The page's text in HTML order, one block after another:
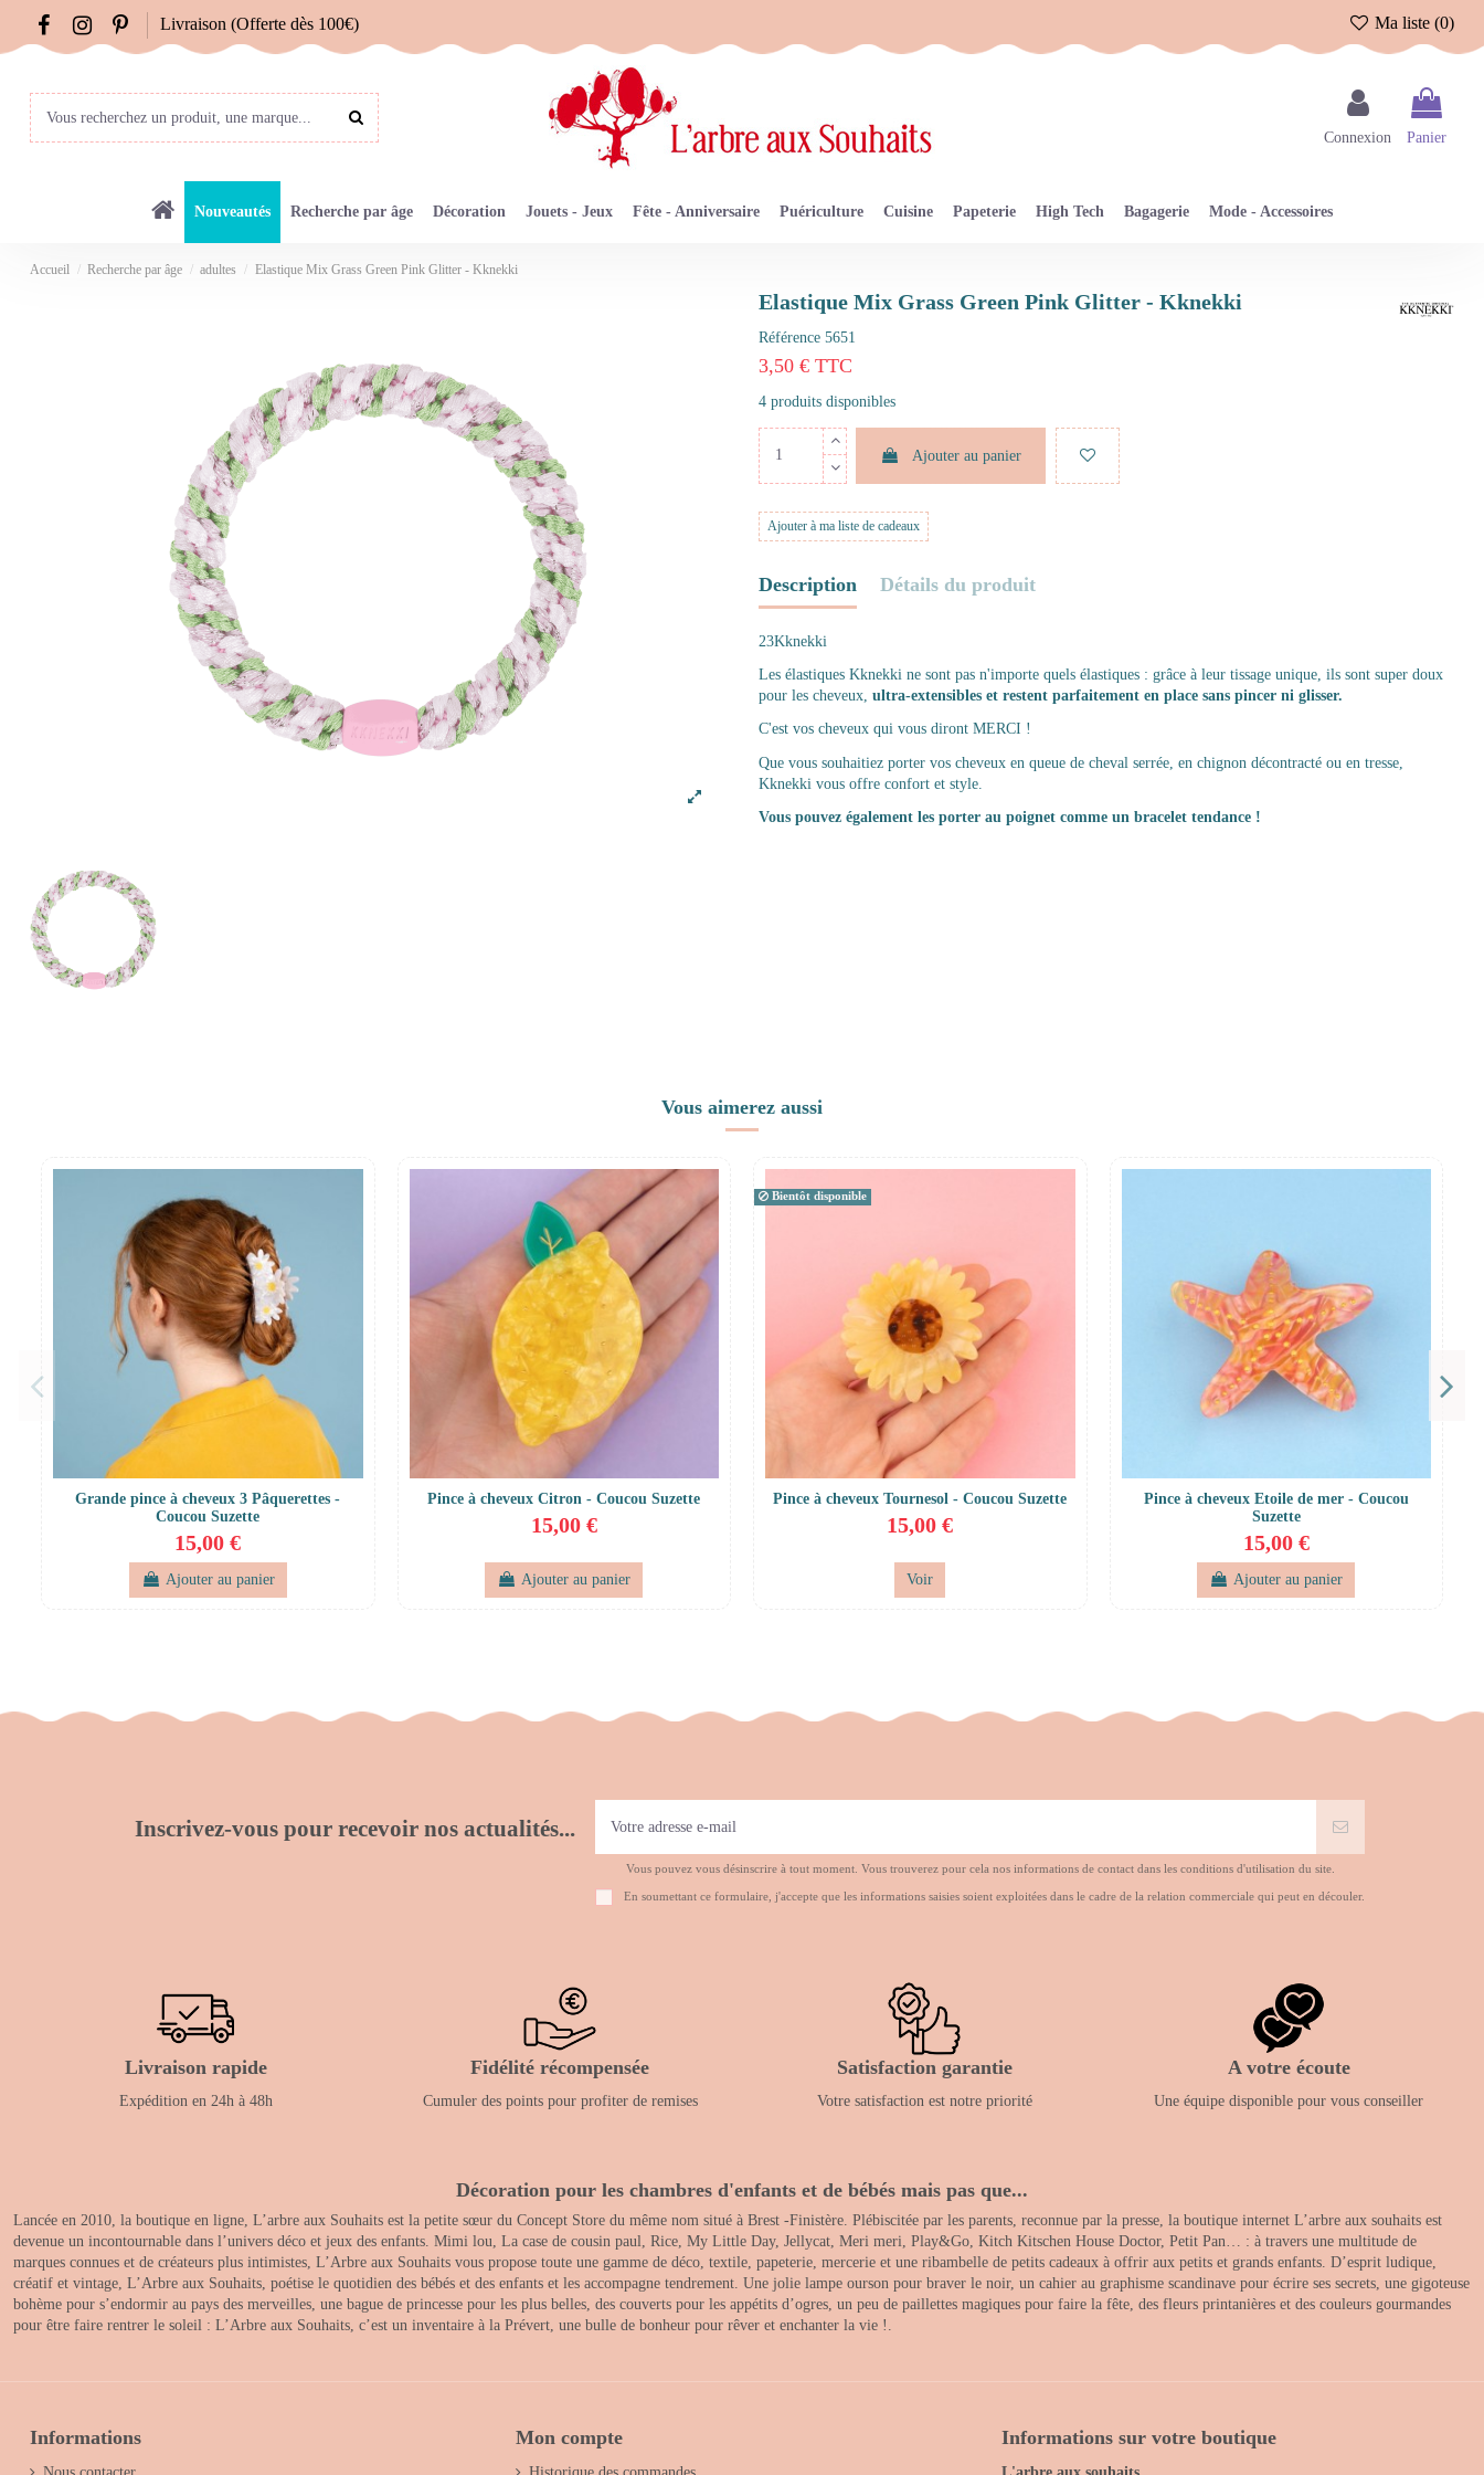
Livraison (Offerte dès 100€) Ma liste (0)
Connexion Panier
Nouveautés Recherche par âge Décoration Jouets - Jeux Fête - Anniversaire Puériculture Cuisine Papeterie High Tech Bagagerie Mode - Accessoires
Accueil Recherche par âge adultes Elastique Mix Grass Green Pink Glitter - Kknekki
Elastique Mix Grass Green Pink Glitter - Kknekki
Référence 5651
3,50 € TTC
4 produits disponibles
Ajouter au panier
Ajouter à ma liste de cadeaux
Description Détails du produit
23Kknekki
Les élastiques Kknekki ne sont pas n'importe quels élastiques : grâce à leur tissage unique, ils sont super doux
pour les cheveux, ultra-extensibles et restent parfaitement en place sans pincer ni glisser.
C'est vos cheveux qui vous diront MERCI !
Que vous souhaitiez porter vos cheveux en queue de cheval serrée, en chignon décontracté ou en tresse,
Kknekki vous offre confort et style.
Vous pouvez également les porter au poignet comme un bracelet tendance !
Vous aimerez aussi
Grande pince à cheveux 3 Pâquerettes -
Coucou Suzette
15,00 €
Ajouter au panier
Pince à cheveux Citron - Coucou Suzette
15,00 €
Ajouter au panier
Bientôt disponible
Pince à cheveux Tournesol - Coucou Suzette
15,00 €
Voir
Pince à cheveux Etoile de mer - Coucou
Suzette
15,00 €
Ajouter au panier
Inscrivez-vous pour recevoir nos actualités...
Vous pouvez vous désinscrire à tout moment. Vous trouverez pour cela nos informations de contact dans les conditions d'utilisation du site.
En soumettant ce formulaire, j'accepte que les informations saisies soient exploitées dans le cadre de la relation commerciale qui peut en découler.
Livraison rapide
Expédition en 24h à 48h
Fidélité récompensée
Cumuler des points pour profiter de remises
Satisfaction garantie
Votre satisfaction est notre priorité
A votre écoute
Une équipe disponible pour vous conseiller
Décoration pour les chambres d'enfants et de bébés mais pas que...
Lancée en 2010, la boutique en ligne, L’arbre aux Souhaits est la petite sœur du Concept Store du même nom situé à Brest -Finistère. Plébiscitée par les parents, reconnue par la presse, la boutique internet L’arbre aux souhaits est
devenue un incontournable dans l’univers déco et jeux des enfants. Mimi lou, La case de cousin paul, Rice, My Little Day, Jellycat, Meri meri, Play&Go, Kitch Kitschen House Doctor, Petit Pan… : à travers une multitude de
marques connues et de créateurs plus intimistes, L’Arbre aux Souhaits vous propose toute une gamme de déco, textile, papeterie, mercerie et une ribambelle de petits cadeaux à offrir aux petits et grands enfants. D’esprit ludique,
créatif et vintage, L’Arbre aux Souhaits, poétise le quotidien des bébés et des enfants et les accompagne tendrement. Une jolie lampe ourson pour braver le noir, un cahier au graphisme scandinave pour écrire ses secrets, une gigoteuse
bohème pour s’endormir au pays des merveilles, une bague de princesse pour les plus belles, des couverts pour les appétits d’ogres, un peu de paillettes magiques pour faire la fête, des fleurs printanières et des couleurs gourmandes
pour être faire rentrer le soleil : L’Arbre aux Souhaits, c’est un inventaire à la Prévert, une bulle de bonheur pour rêver et enchanter la vie !.
Informations Mon compte Informations sur votre boutique